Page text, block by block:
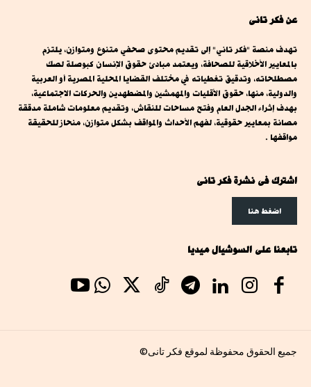
عن فكر تانى
تهدف منصة "فكر تاني" إلى تقديم محتوى صحفي متنوع ومتوازن، يلتزم
بالمعايير الأخلاقية للصحافة، ويعتمد مبادئ حقوق الإنسان كبوصلة لصك
مصطلحاته، وتدقيق تغطياته في مختلف القضايا المحلية المصرية أو العربية
والدولية، منها، حقوق الأقليات والمهمشين والمضطهدين والحركات الاجتماعية،
بهدف إثراء الجدل العام وفتح مساحات للنقاش، وتقديم معلومات شاملة مدققة
مصانة بمعايير حقوقية، لفهم الأحداث والمواقف بشكل متوازن، منحاز للحقيقة
مواقفها .
اشترك فى نشرة فكر تانى
اضغط هنا
تابعنا على السوشيال ميديا
جميع الحقوق محفوظة لموقع فكر تانى©